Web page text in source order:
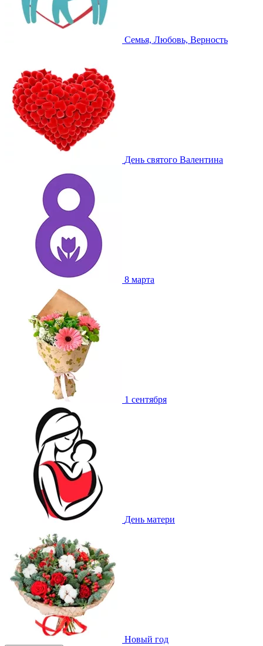
Семья, Любовь, Верность
День святого Валентина
8 марта
1 сентября
День матери
Новый год